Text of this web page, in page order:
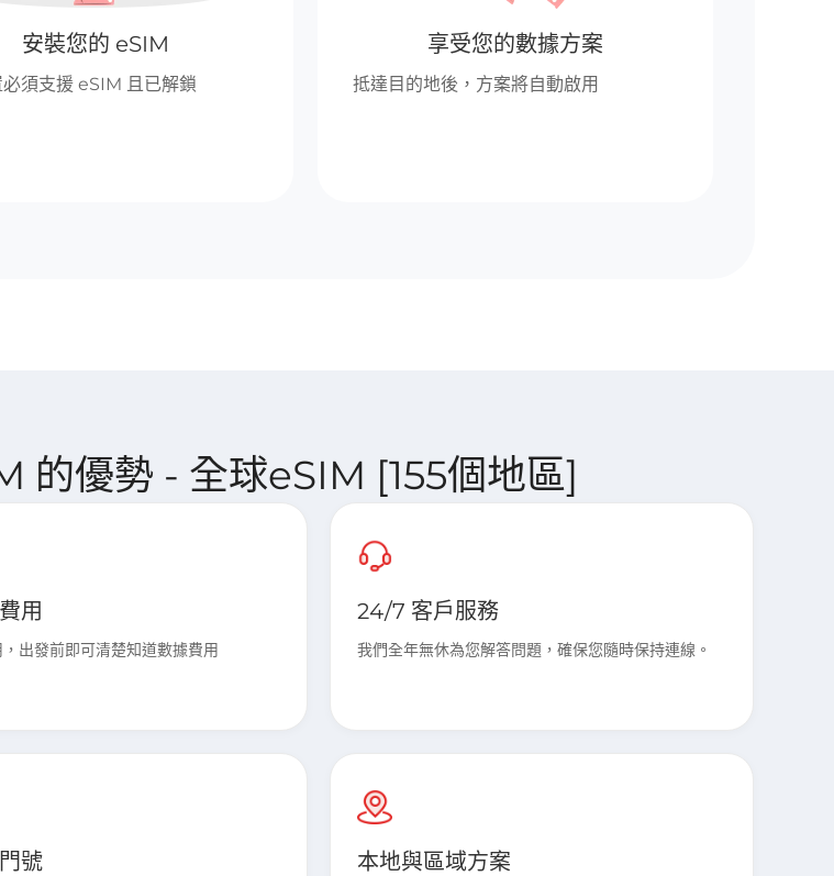
安裝您的 eSIM
須支援 eSIM 且已解鎖
享受您的數據方案
抵達目的地後，方案將自動啟用
優勢 - 全球eSIM [155個地區]
用
出發前即可清楚知道數據費用
24/7 客戶服務
我們全年無休為您解答問題，確保您隨時保持連線。
號 本地與區域方案